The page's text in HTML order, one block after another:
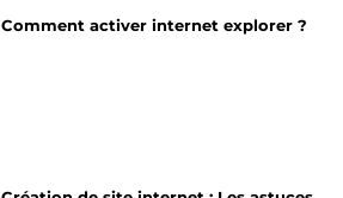
Comment activer internet explorer ?